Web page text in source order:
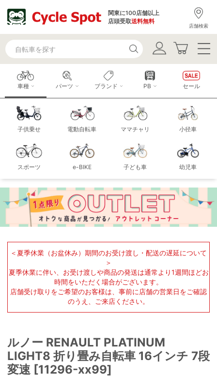
関東に100店舗以上
店頭受取送料無料
店舗検索
車種
子供乗せ 電動自転車 ママチャリ 小径車
スポーツ e-BIKE 子ども車 幼児車
パーツ ブランド PB セール
＜夏季休業（お盆休み）期間のお受け渡し・配送の遅延について
＞
夏季休業に伴い、お受け渡しや商品の発送は通常より1週間ほどお
時間をいただく場合がございます。
店舗受け取りをご希望のお客様は、事前に店舗の営業日をご確認
のうえ、ご来店ください。
ルノー RENAULT PLATINUM
LIGHT8 折り畳み自転車 16インチ 7段
変速 [11296-xx99]